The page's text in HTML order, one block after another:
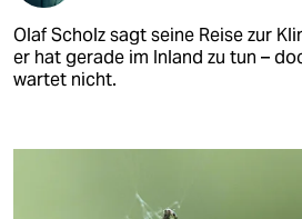
Olaf Scholz sagt seine Reise zur
er hat gerade im Inland zu tun –
wartet nicht.